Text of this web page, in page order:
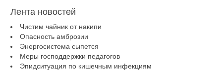
Лента новостей
Чистим чайник от накипи
Опасность амброзии
Энергосистема сыпется
Меры господдержки педагогов
Эпидситуация по кишечным инфекциям